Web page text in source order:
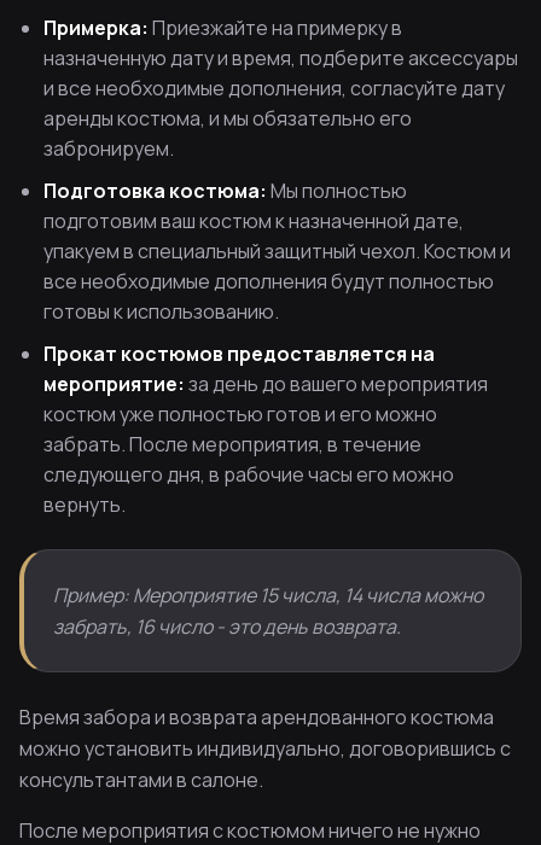
Примерка: Приезжайте на примерку в
назначенную дату и время, подберите аксессуары
и все необходимые дополнения, согласуйте дату
аренды костюма, и мы обязательно его
забронируем.
Подготовка костюма: Мы полностью
подготовим ваш костюм к назначенной дате,
упакуем в специальный защитный чехол. Костюм и
все необходимые дополнения будут полностью
готовы к использованию.
Прокат костюмов предоставляется на
мероприятие: за день до вашего мероприятия
костюм уже полностью готов и его можно
забрать. После мероприятия, в течение
следующего дня, в рабочие часы его можно
вернуть.
Пример: Мероприятие 15 числа, 14 числа можно
забрать, 16 число - это день возврата.
Время забора и возврата арендованного костюма
можно установить индивидуально, договорившись с
консультантами в салоне.
После мероприятия с костюмом ничего не нужно